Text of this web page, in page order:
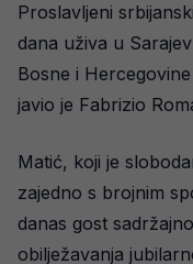
Proslavljeni
dana uživa u
Bosne i
javio je Fabrizio
Matić, koji je
zajedno s brojnim
danas gost
obilježavanja